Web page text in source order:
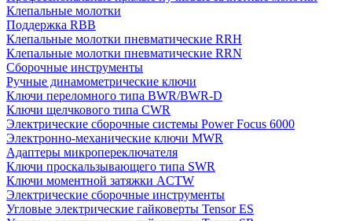
Клепальные молотки
Поддержка RBB
Клепальные молотки пневматические RRH
Клепальные молотки пневматические RRN
Сборочные инструменты
Ручные динамометрические ключи
Ключи переломного типа BWR/BWR-D
Ключи щелчкового типа CWR
Электрические сборочные системы Power Focus 6000
Электронно-механические ключи MWR
Адаптеры микропереключателя
Ключи проскальзывающего типа SWR
Ключи моментной затяжки ACTW
Электрические сборочные инструменты
Угловые электрические гайковерты Tensor ES